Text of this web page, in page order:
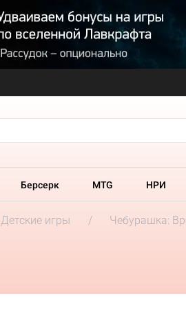
Берсерк MTG НРИ
Детские игры Чебурашка: